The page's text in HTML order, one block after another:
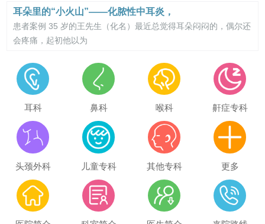
耳朵里的“小火山”——化脓性中耳炎，
患者案例 35 岁的王先生（化名）最近总觉得耳朵闷闷的，偶尔还
会疼痛，起初他以为
耳科 鼻科 喉科 鼾症专科
头颈外科 儿童专科 其他专科 更多